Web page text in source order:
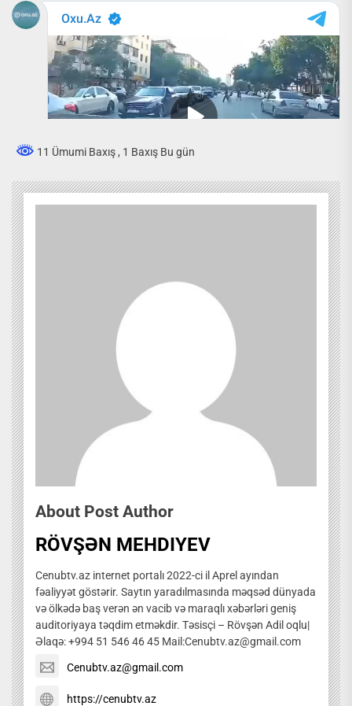
11 Ümumi Baxış , 1 Baxış Bu gün
About Post Author
RÖVŞƏN MEHDIYEV
Cenubtv.az internet portalı 2022-ci il Aprel ayından
fəaliyyət göstərir. Saytın yaradılmasında məqsəd dünyada
və ölkədə baş verən ən vacib və maraqlı xəbərləri geniş
auditoriyaya təqdim etməkdir. Təsisçi – Rövşən Adil oqlu|
Əlaqə: +994 51 546 46 45 Mail:Cenubtv.az@gmail.com
Cenubtv.az@gmail.com
https://cenubtv.az